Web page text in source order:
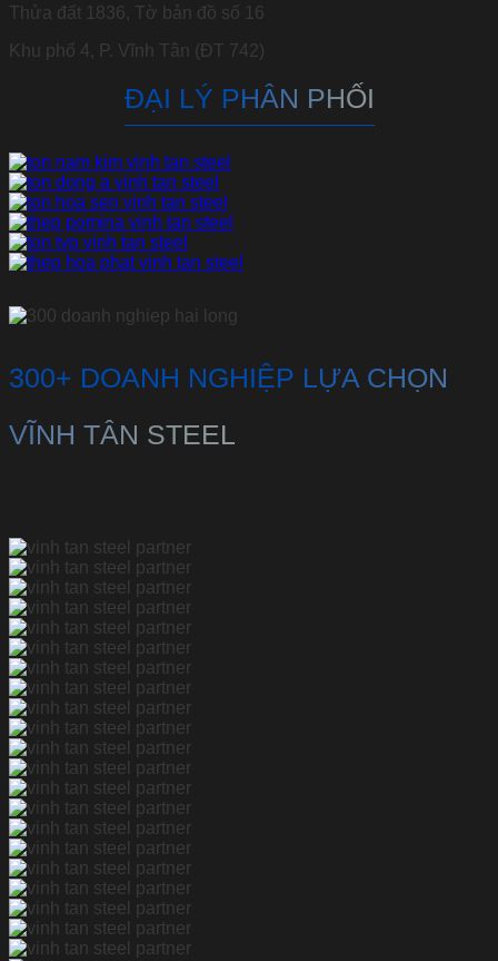
Thửa đất 1836, Tờ bản đồ số 16
Khu phố 4, P. Vĩnh Tân (ĐT 742)
ĐẠI LÝ PHÂN PHỐI
300+ DOANH NGHIỆP LỰA CHỌN
VĨNH TÂN STEEL